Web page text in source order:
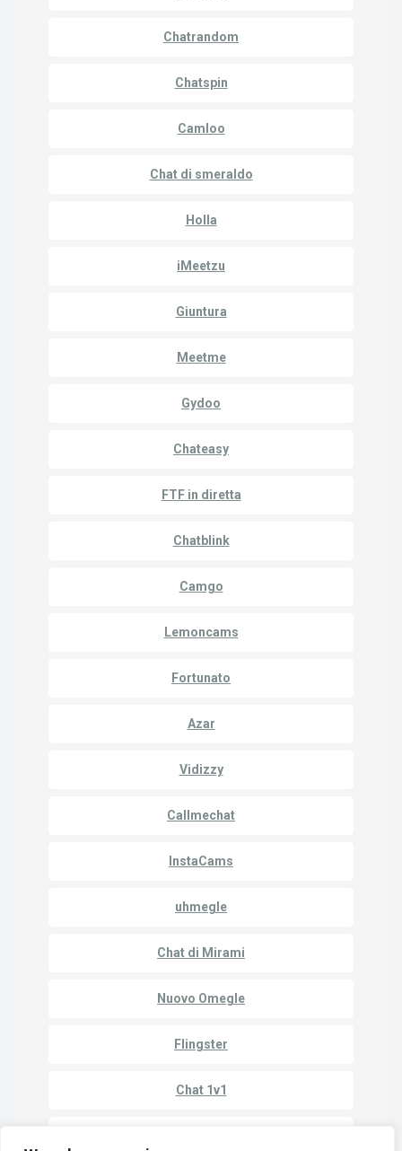
Chatrandom
Chatspin
Camloo
Chat di smeraldo
Holla
iMeetzu
Giuntura
Meetme
Gydoo
Chateasy
FTF in diretta
Chatblink
Camgo
Lemoncams
Fortunato
Azar
Vidizzy
Callmechat
InstaCams
uhmegle
Chat di Mirami
Nuovo Omegle
Flingster
Chat 1v1